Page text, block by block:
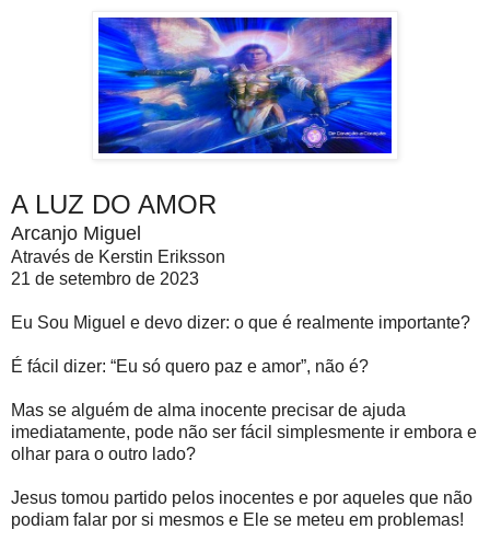
A LUZ DO AMOR
Arcanjo Miguel
Através de Kerstin Eriksson
21 de setembro de 2023
Eu Sou Miguel e devo dizer: o que é realmente importante?
É fácil dizer: “Eu só quero paz e amor”, não é?
Mas se alguém de alma inocente precisar de ajuda
imediatamente, pode não ser fácil simplesmente ir embora e
olhar para o outro lado?
Jesus tomou partido pelos inocentes e por aqueles que não
podiam falar por si mesmos e Ele se meteu em problemas!